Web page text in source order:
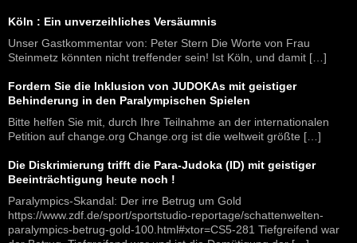
Köln : Ein unverzeihliches Versäumnis
Unser Gastkommentar von: Peter Stern Die Worte von Frau
Steinmetz könnten nicht treffender sein! Ist Köln, und damit […]
Fordern Sie die Inklusion von JUDOKAs mit geistiger
Behinderung in den Paralympischen Spielen
Bitte helfen Sie mit, durch Ihre Teilnahme an der internationalen
Petition auf change.org Change.org ist die weltweit größte […]
Die Diskrimierung trifft die Para-Judoka (ID) mit geistiger
Beeinträchtigung heute noch !
Paralympics-Skandal: Der irre Betrug um Gold
https://www.zdf.de/sport/sportstudio-reportage/schattenwelten-
paralympics-betrug-gold-100.html#xtor=CS5-281 Tiefgreifend war